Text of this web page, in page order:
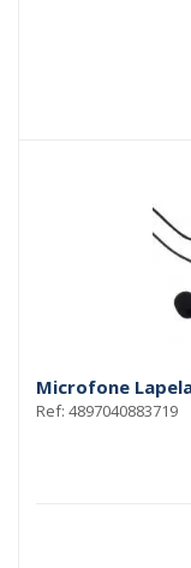
Microfone
Ref: 4897040883719